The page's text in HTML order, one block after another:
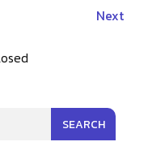
SEARCH
Next